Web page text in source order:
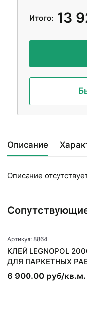
Итого: 13
Описание
Описание
Артикул: 8864
КЛЕЙ LEGNOPOL
ДЛЯ ПАРКЕТНЫХ
6 900.00 руб/кв.м.